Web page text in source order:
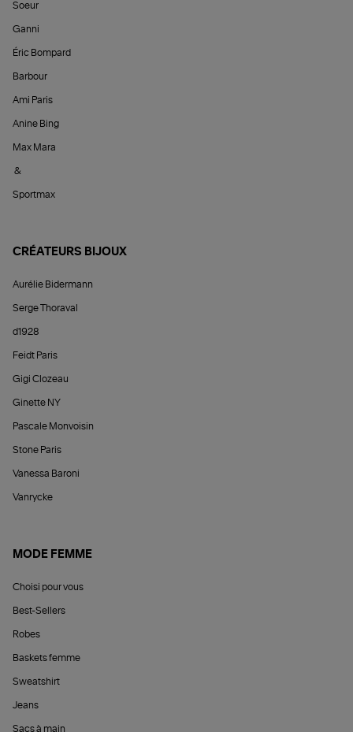
Soeur
Ganni
Éric Bompard
Barbour
Ami Paris
Anine Bing
Max Mara
&
Sportmax
CRÉATEURS BIJOUX
Aurélie Bidermann
Serge Thoraval
d1928
Feidt Paris
Gigi Clozeau
Ginette NY
Pascale Monvoisin
Stone Paris
Vanessa Baroni
Vanrycke
MODE FEMME
Choisi pour vous
Best-Sellers
Robes
Baskets femme
Sweatshirt
Jeans
Sacs à main